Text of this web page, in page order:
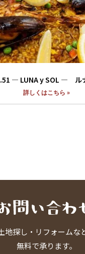
― LUNA y SOL ― ル
詳しくはこちら »
地探し・リフォームな
無料で承ります。